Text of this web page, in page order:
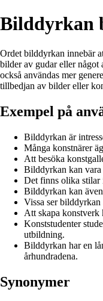
Bilddyrkan
Ordet bilddyrkan innebär
bilder av gudar eller något
också användas mer
tillbedjan av bilder eller
Exempel på
Bilddyrkan är
Många konstnärer
Att besöka
Bilddyrkan kan
Det finns olika stilar
Bilddyrkan kan
Vissa ser
Att skapa konstverk
Konststudenter
utbildning.
Bilddyrkan har en
århundradena.
Synonymer